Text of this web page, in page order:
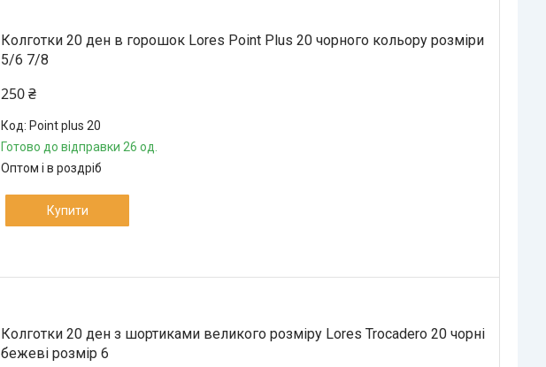
Колготки 20 ден в горошок Lores Point Plus 20 чорного кольору розміри
5/6 7/8
250 ₴
Point plus 20
Готово до відправки 26 од.
Оптом і в роздріб
Купити
Колготки 20 ден з шортиками великого розміру Lores Trocadero 20 чорні
бежеві розмір 6